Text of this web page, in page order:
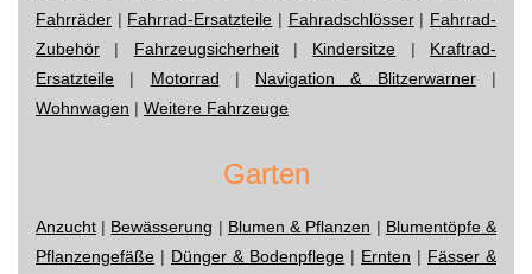
Fahrräder | Fahrrad-Ersatzteile | Fahradschlösser| Fahrrad-
Zubehör | Fahrzeugsicherheit| Kindersitze | Kraftrad-
Ersatzteile | Motorrad | Navigation & Blitzerwarner|
Wohnwagen | Weitere Fahrzeuge
Garten
Anzucht | Bewässerung | Blumen & Pflanzen | Blumentöpfe &
Pflanzengefäße | Dünger & Bodenpflege | Ernten | Fässer &